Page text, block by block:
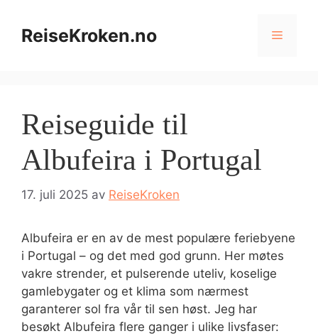
innholdReiseKroken.no Meny
Reiseguide til
Albufeira i Portugal
17. juli 2025 av ReiseKroken
Albufeira er en av de mest populære feriebyene
i Portugal – og det med god grunn. Her møtes
vakre strender, et pulserende uteliv, koselige
gamlebygater og et klima som nærmest
garanterer sol fra vår til sen høst. Jeg har
besøkt Albufeira flere ganger i ulike livsfaser: